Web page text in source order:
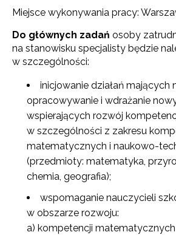
Miejsce wykonywania pracy:
Do głównych zadań osoby
na stanowisku specjalisty będzie
w szczególności:
inicjowanie działań mających
opracowywanie i wdrażanie
wspierających rozwój
w szczególności z zakresu
matematycznych i naukowo-
(przedmioty: matematyka,
chemia, geografia);
wspomaganie nauczycieli
w obszarze rozwoju:
a) kompetencji